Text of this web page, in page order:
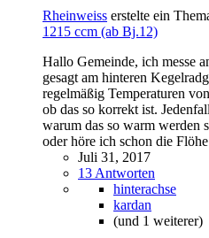
Rheinweiss erstelte ein
1215 ccm (ab Bj.12)
Hallo Gemeinde, ich messe
gesagt am hinteren
regelmäßig Temperaturen
ob das so korrekt ist.
warum das so warm werden
oder höre ich schon die
Juli 31, 2017
13 Antworten
hinterachse
kardan
(und 1 weiterer)